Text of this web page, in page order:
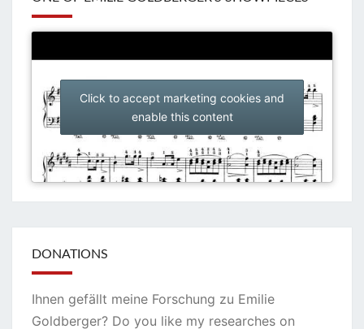
Click to accept marketing cookies and
enable this content
DONATIONS
Ihnen gefällt meine Forschung zu Emilie
Goldberger? Do you like my researches on